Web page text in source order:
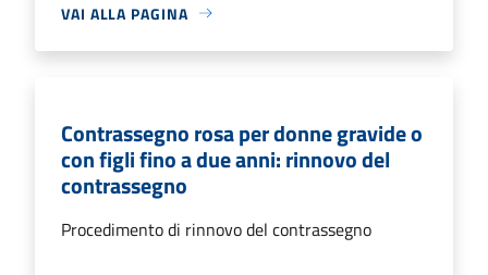
VAI ALLA PAGINA
Contrassegno rosa per donne gravide o
con figli fino a due anni: rinnovo del
contrassegno
Procedimento di rinnovo del contrassegno